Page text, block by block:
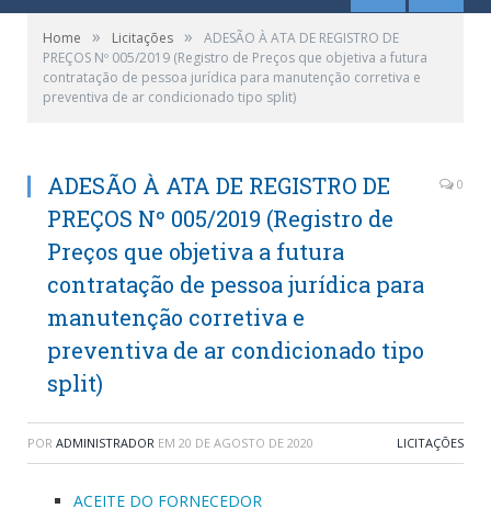
Home » Licitações »
ADESÃO À ATA DE REGISTRO DE
PREÇOS Nº 005/2019 (Registro de Preços que objetiva a futura
contratação de pessoa jurídica para manutenção corretiva e
preventiva de ar condicionado tipo split)
ADESÃO À ATA DE REGISTRO DE
PREÇOS Nº 005/2019 (Registro de
Preços que objetiva a futura
contratação de pessoa jurídica para
manutenção corretiva e
preventiva de ar condicionado tipo
split)
0
POR ADMINISTRADOR EM 20 DE AGOSTO DE 2020 LICITAÇÕES
ACEITE DO FORNECEDOR